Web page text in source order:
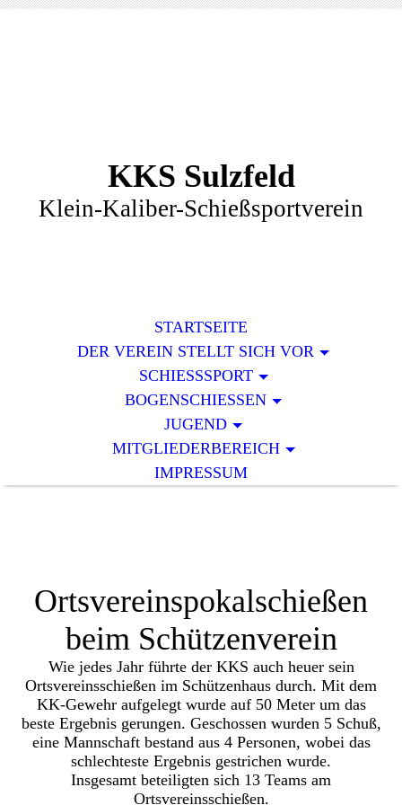
KKS Sulzfeld
Klein-Kaliber-Schießsportverein
STARTSEITE
DER VEREIN STELLT SICH VOR
SCHIESSSPORT
BOGENSCHIESSEN
JUGEND
MITGLIEDERBEREICH
IMPRESSUM
Ortsvereinspokalschießen
beim Schützenverein
Wie jedes Jahr führte der KKS auch heuer sein
Ortsvereinsschießen im Schützenhaus durch. Mit dem
KK-Gewehr aufgelegt wurde auf 50 Meter um das
beste Ergebnis gerungen. Geschossen wurden 5 Schuß,
eine Mannschaft bestand aus 4 Personen, wobei das
schlechteste Ergebnis gestrichen wurde.
Insgesamt beteiligten sich 13 Teams am
Ortsvereinsschießen.